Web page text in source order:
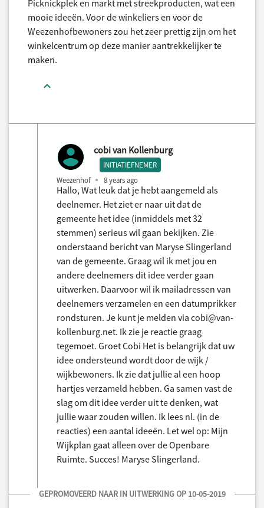
Picknickplek en markt met streekproducten, wat een
mooie ideeën. Voor de winkeliers en voor de
Weezenhofbewoners zou het zeer prettig zijn om het
winkelcentrum op deze manier aantrekkelijker te
maken.
cobi van Kollenburg
INITIATIEFNEMER
Weezenhof 8 years ago
Hallo, Wat leuk dat je hebt aangemeld als
deelnemer. Het ziet er naar uit dat de
gemeente het idee (inmiddels met 32
stemmen) serieus wil gaan bekijken. Zie
onderstaand bericht van Maryse Slingerland
van de gemeente. Graag wil ik met jou en
andere deelnemers dit idee verder gaan
uitwerken. Daarvoor wil ik mailadressen van
deelnemers verzamelen en een datumprikker
rondsturen. Je kunt je melden via cobi@van-
kollenburg.net. Ik zie je reactie graag
tegemoet. Groet Cobi Het is belangrijk dat uw
idee ondersteund wordt door de wijk /
wijkbewoners. Ik zie dat jullie al een hoop
hartjes verzameld hebben. Ga samen vast de
slag om dit idee verder uit te denken, wat
jullie waar zouden willen. Ik lees nl. (in de
reacties) een aantal ideeën. Let wel op: Mijn
Wijkplan gaat alleen over de Openbare
Ruimte. Succes! Maryse Slingerland.
GEPROMOVEERD NAAR IN UITWERKING OP 10-05-2019